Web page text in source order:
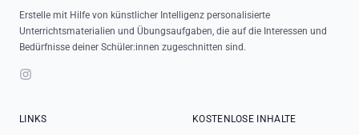
Erstelle mit Hilfe von künstlicher Intelligenz personalisierte
Unterrichtsmaterialien und Übungsaufgaben, die auf die Interessen und
Bedürfnisse deiner Schüler:innen zugeschnitten sind.
Instagram
LINKS KOSTENLOSE INHALTE